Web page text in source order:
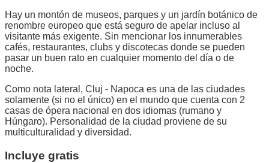
Hay un montón de museos, parques y un jardín botánico de
renombre europeo que está seguro de apelar incluso al
visitante más exigente. Sin mencionar los innumerables
cafés, restaurantes, clubs y discotecas donde se pueden
pasar un buen rato en cualquier momento del día o de
noche.
Como nota lateral, Cluj - Napoca es una de las ciudades
solamente (si no el único) en el mundo que cuenta con 2
casas de ópera nacional en dos idiomas (rumano y
Húngaro). Personalidad de la ciudad proviene de su
multiculturalidad y diversidad.
Incluye gratis